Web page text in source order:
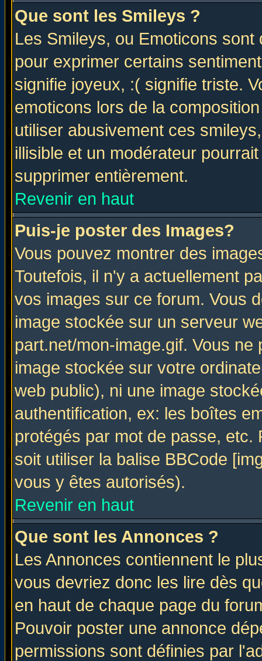
Que sont les Smileys ?
Les Smileys, ou Emoticons
pour exprimer certains
signifie joyeux, :( signifie triste.
emoticons lors de la
utiliser abusivement ces
illisible et un modérateur
supprimer entièrement.
Revenir en haut
Puis-je poster des Images?
Vous pouvez montrer des
Toutefois, il n'y a actuellement
vos images sur ce forum. Vous
image stockée sur un serveur
part.net/mon-image.gif. Vous
image stockée sur votre
web public), ni une image
authentification, ex: les boîtes
protégés par mot de passe,
soit utiliser la balise BBCode
vous y êtes autorisés).
Revenir en haut
Que sont les Annonces ?
Les Annonces contiennent le
vous devriez donc les lire dès
en haut de chaque page du
Pouvoir poster une annonce
permissions sont définies par